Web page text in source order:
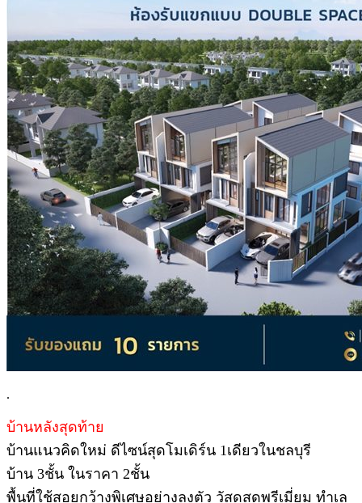
.
บ้านหลังสุดท้าย
บ้านแนวคิดใหม่ ดีไซน์สุดโมเดิร์น 1เดียวในชลบุรี
บ้าน 3ชั้น ในราคา 2ชั้น
พื้นที่ใช้สอยกว้างพิเศษอย่างลงตัว วัสดุสุดพรีเมี่ยม ทำเล